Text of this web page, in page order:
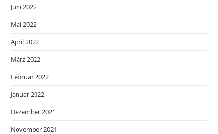
Juni 2022
Mai 2022
April 2022
März 2022
Februar 2022
Januar 2022
Dezember 2021
November 2021